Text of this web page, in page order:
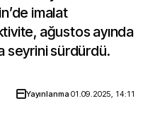
imalat
ağustos ayında
seyrini sürdürdü.
Yayınlanma01.09.2025, 14:11